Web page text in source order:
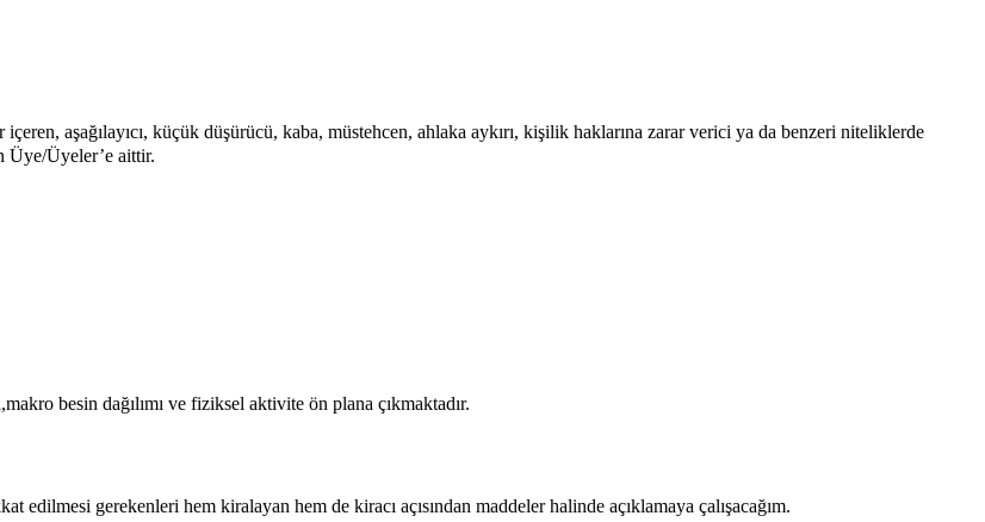
aşağılayıcı, küçük düşürücü, kaba, müstehcen, ahlaka aykırı, kişilik haklarına zarar verici ya da benzeri niteliklerde
Üye/Üyeler’e aittir.
besin dağılımı ve fiziksel aktivite ön plana çıkmaktadır.
gerekenleri hem kiralayan hem de kiracı açısından maddeler halinde açıklamaya çalışacağım.